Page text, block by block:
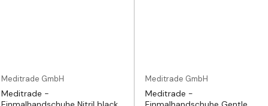
Meditrade GmbH
Meditrade -
Meditrade GmbH
Meditrade -